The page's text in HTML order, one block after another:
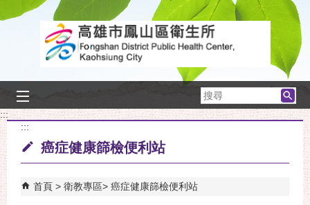
跳到主要內容區塊
搜
尋
:::
:::
癌症健康篩檢便利站
首頁 衛教專區 癌症健康篩檢便利站